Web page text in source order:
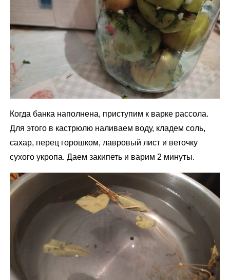
Когда банка наполнена, приступим к варке рассола.
Для этого в кастрюлю наливаем воду, кладем соль,
сахар, перец горошком, лавровый лист и веточку
сухого укропа. Даем закипеть и варим 2 минуты.